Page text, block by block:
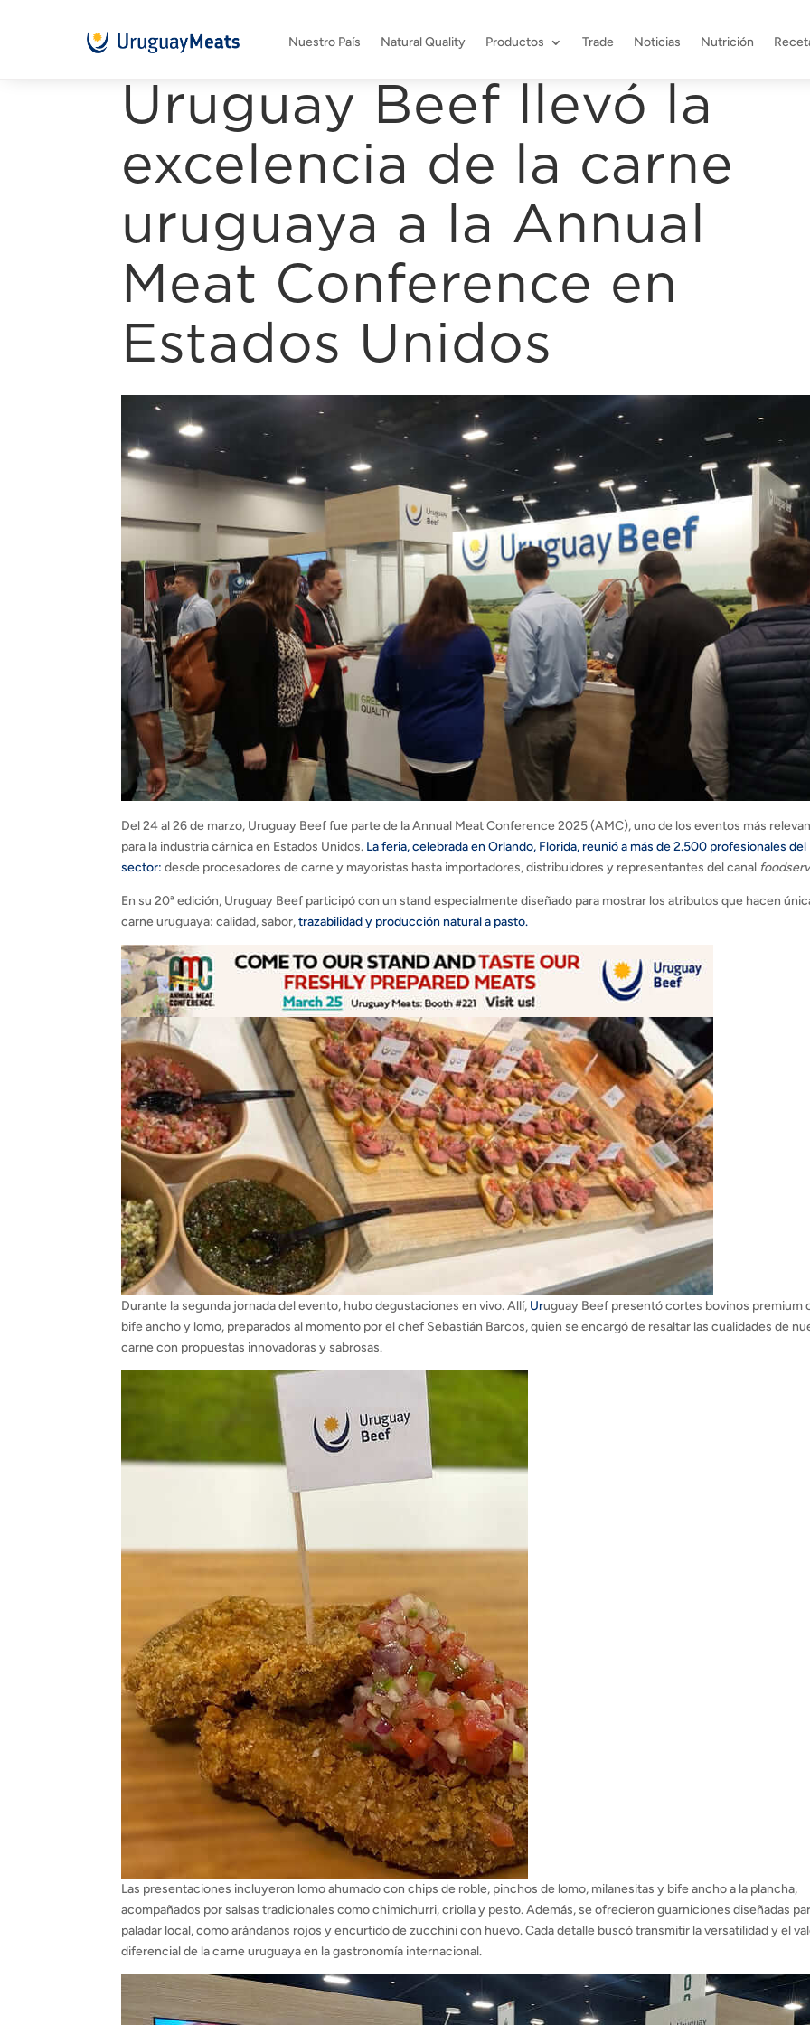
Nuestro País Natural Quality Productos Trade Noticias Nutrición
Uruguay Beef llevó la
excelencia de la carne
uruguaya a la Annual
Meat Conference en
Estados Unidos
Del 24 al 26 de marzo, Uruguay Beef fue parte de la Annual Meat Conference 2025 (AMC), uno de los eventos más
para la industria cárnica en Estados Unidos. La feria, celebrada en Orlando, Florida, reunió a más de 2.500 profesionales del
sector: desde procesadores de carne y mayoristas hasta importadores, distribuidores y representantes del canal
En su 20ª edición, Uruguay Beef participó con un stand especialmente diseñado para mostrar los atributos que hacen
carne uruguaya: calidad, sabor,trazabilidad y producción natural a pasto.
Durante la segunda jornada del evento, hubo degustaciones en vivo. Allí, Uruguay Beef presentó cortes bovinos premium
bife ancho y lomo, preparados al momento por el chef Sebastián Barcos, quien se encargó de resaltar las cualidades de
carne con propuestas innovadoras y sabrosas.
Las presentaciones incluyeron lomo ahumado con chips de roble, pinchos de lomo, milanesitas y bife ancho a la plancha,
acompañados por salsas tradicionales como chimichurri, criolla y pesto. Además, se ofrecieron guarniciones diseñadas
paladar local, como arándanos rojos y encurtido de zucchini con huevo. Cada detalle buscó transmitir la versatilidad y el
diferencial de la carne uruguaya en la gastronomía internacional.